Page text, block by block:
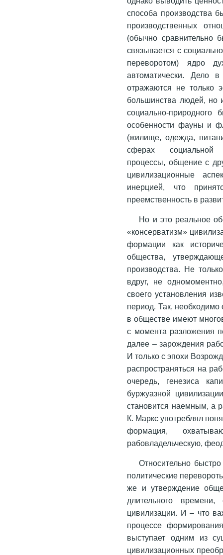
способа производства
производственных
(обычно сравнительно
связывается с
переворотом) ядро
автоматически. Дело
отражаются не только
большинства людей, но
социально-природного
особенности фауны и
(жилище, одежда,
сферах социальной
процессы, общение с
цивилизационные
инерцией, что
преемственность в
Но и это реальное
«консерватизм»
формации как
общества,
производства. Не
вдруг, не
своего установления
период. Так,
в обществе имеют
с момента разложения
далее – зарождения
И только с эпохи
распространяться на
очередь, генезиса
буржуазной
становится наемным, а
К. Маркс употреблял
формация,
рабовладельческую,
Относительно
политические
же и утверждение
длительного
цивилизации. И – что
процессе
выступает одним из
цивилизационных